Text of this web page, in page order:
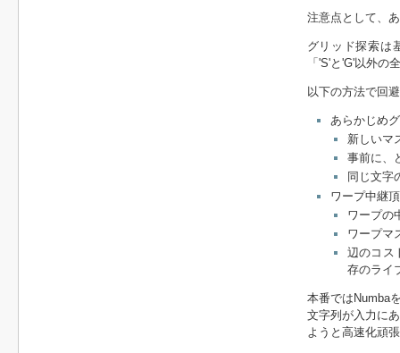
注意点として、
グリッド探索は
「'S'と'G'以外の
以下の方法で回
あらかじめ
新しいマ
事前に、
同じ文字
ワープ中継
ワープの
ワープマ
辺のコス
存のライ
本番ではNumba
文字列が入力に
ようと高速化頑